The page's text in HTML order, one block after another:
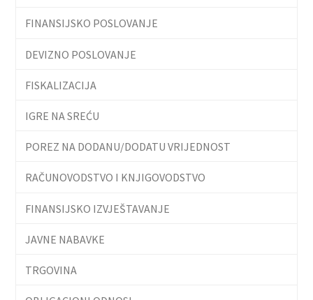
FINANSIJSKO POSLOVANJE
DEVIZNO POSLOVANJE
FISKALIZACIJA
IGRE NA SREĆU
POREZ NA DODANU/DODATU VRIJEDNOST
RAČUNOVODSTVO I KNJIGOVODSTVO
FINANSIJSKO IZVJEŠTAVANJE
JAVNE NABAVKE
TRGOVINA